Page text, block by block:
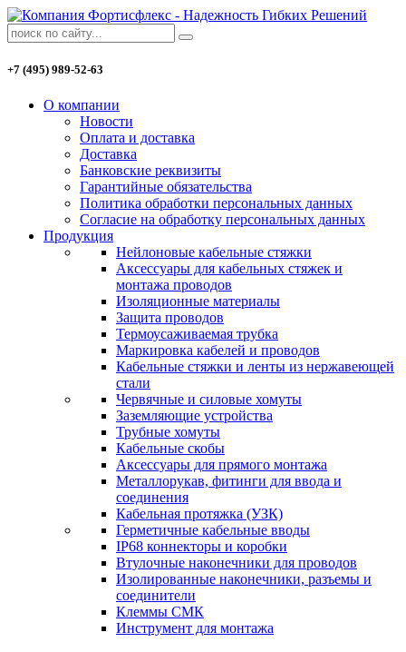
+7 (495) 989-52-63
О компании
Новости
Оплата и доставка
Доставка
Банковские реквизиты
Гарантийные обязательства
Политика обработки персональных данных
Согласие на обработку персональных данных
Продукция
Нейлоновые кабельные стяжки
Аксессуары для кабельных стяжек и
монтажа проводов
Изоляционные материалы
Защита проводов
Термоусаживаемая трубка
Маркировка кабелей и проводов
Кабельные стяжки и ленты из нержавеющей
стали
Червячные и силовые хомуты
Заземляющие устройства
Трубные хомуты
Кабельные скобы
Аксессуары для прямого монтажа
Металлорукав, фитинги для ввода и
соединения
Кабельная протяжка (УЗК)
Герметичные кабельные вводы
IP68 коннекторы и коробки
Втулочные наконечники для проводов
Изолированные наконечники, разъемы и
соединители
Клеммы СМК
Инструмент для монтажа